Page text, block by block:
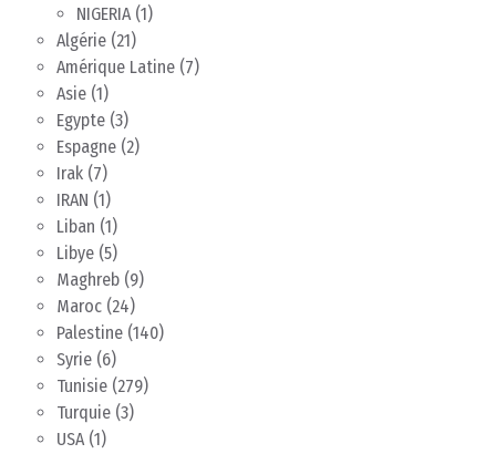
NIGERIA(1)
Algérie (21)
Amérique Latine (7)
Asie (1)
Egypte (3)
Espagne (2)
Irak (7)
IRAN (1)
Liban (1)
Libye (5)
Maghreb (9)
Maroc (24)
Palestine (140)
Syrie (6)
Tunisie (279)
Turquie (3)
USA(1)